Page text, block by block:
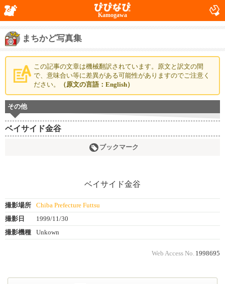
Kamogawa
まちかど写真集
この記事の文章は機械翻訳されています。原文と訳文の間
で、意味合い等に差異がある可能性がありますのでご注意く
ださい。
（原文の言語：English）
その他
ベイサイド金谷
ブックマーク
撮影場所
Chiba Prefecture Futtsu
撮影日
1999/11/30
撮影機種
Unkown
Web Access No. 1998695